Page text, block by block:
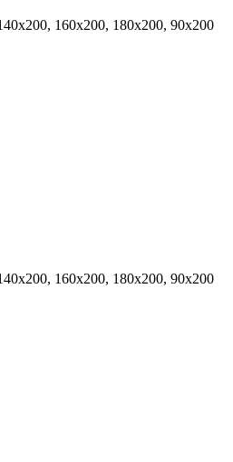
160x200, 180x200, 90x200
160x200, 180x200, 90x200